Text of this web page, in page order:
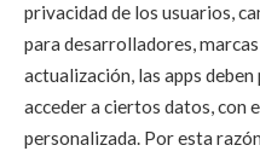
privacidad de los usuarios,
para desarrolladores,
actualización, las apps
acceder a ciertos datos, con
personalizada. Por esta